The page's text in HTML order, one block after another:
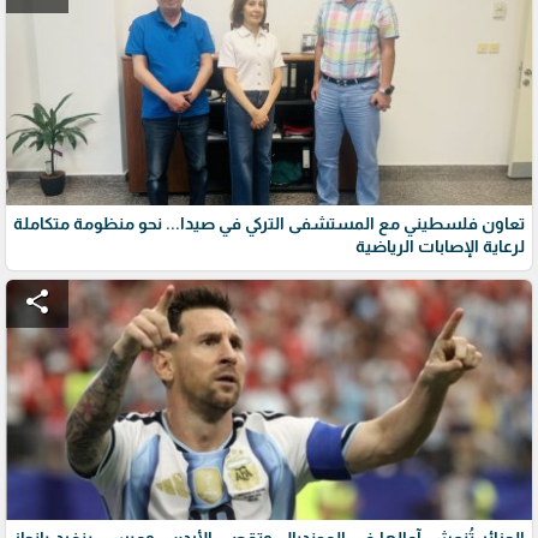
تعاون فلسطيني مع المستشفى التركي في صيدا... نحو منظومة متكاملة
لرعاية الإصابات الرياضية
share